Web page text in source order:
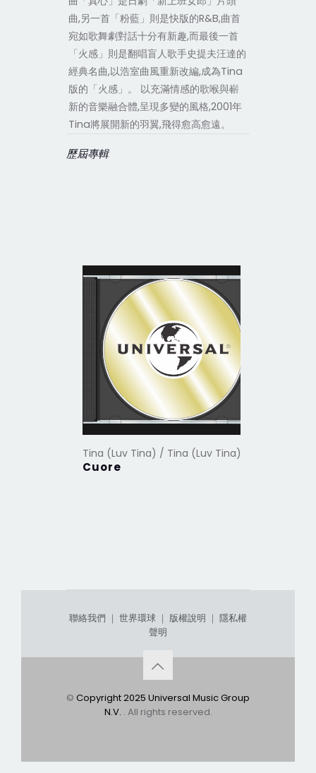
曲,另一首「粉藍」則是快版的R&B,曲首
宛如歌舞劇對話十分有新趣,而最後一首
「火感」則是翻唱盲人歌手史提夫汪達的
經典名曲,以浩室曲風重新改編,成為Tina
版的「火感」。 以充滿情感的歌喉與嶄
新的音樂融合體,呈現多變的風格,2001年
Tina將展開新的羽翼,飛得愈高愈遠。
歷屆專輯
Tina (Luv Tina) / Tina (Luv Tina)
Cuore
聯絡我們 ｜ 世界環球 ｜ 版權說明 ｜ 隱私權
聲明
© Copyright 2025 Universal Music Group
N.V. . All rights reserved.